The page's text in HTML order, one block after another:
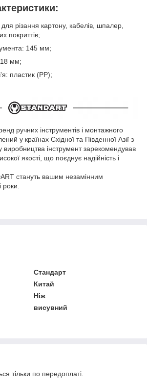
різання картону, кабелів, шпалер,
покриттів;
145 мм;
мм;
пластик (PP);
ручних інструментів і монтажного
у країнах Східної та Південної Азії з
виробництва інструмент зарекомендував
якості, що поєднує надійність і
стануть вашим незамінним
роки.
Стандарт
Китай
Ніж
висувний
тільки по передоплаті.